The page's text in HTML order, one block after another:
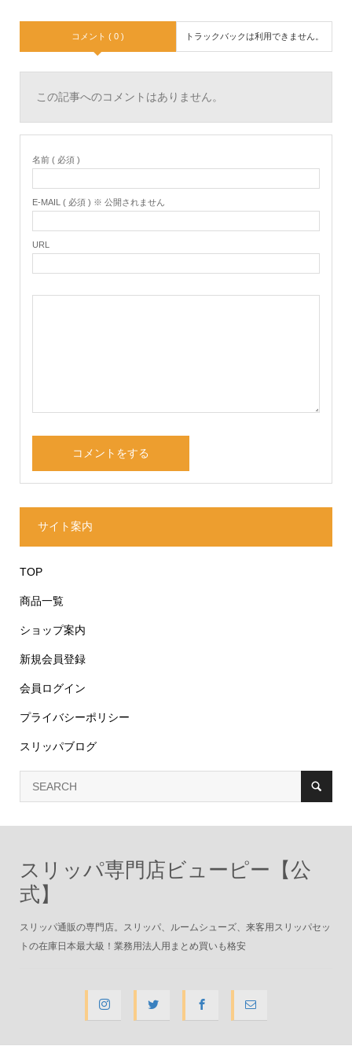
コメント ( 0 ) トラックバックは利用できません。
この記事へのコメントはありません。
名前 ( 必須 )
E-MAIL ( 必須 ) ※ 公開されません
URL
サイト案内
TOP
商品一覧
ショップ案内
新規会員登録
会員ログイン
プライバシーポリシー
スリッパブログ
スリッパ専門店ビューピー【公
式】
スリッパ通販の専門店。スリッパ、ルームシューズ、来客用スリッパセッ
トの在庫日本最大級！業務用法人用まとめ買いも格安